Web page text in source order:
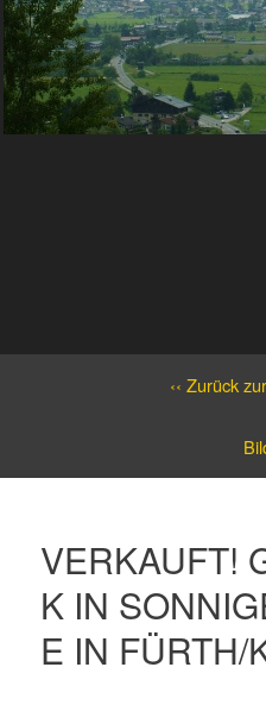
‹‹ Zurück
VERKAUFT!
K IN
E IN FÜRTH/